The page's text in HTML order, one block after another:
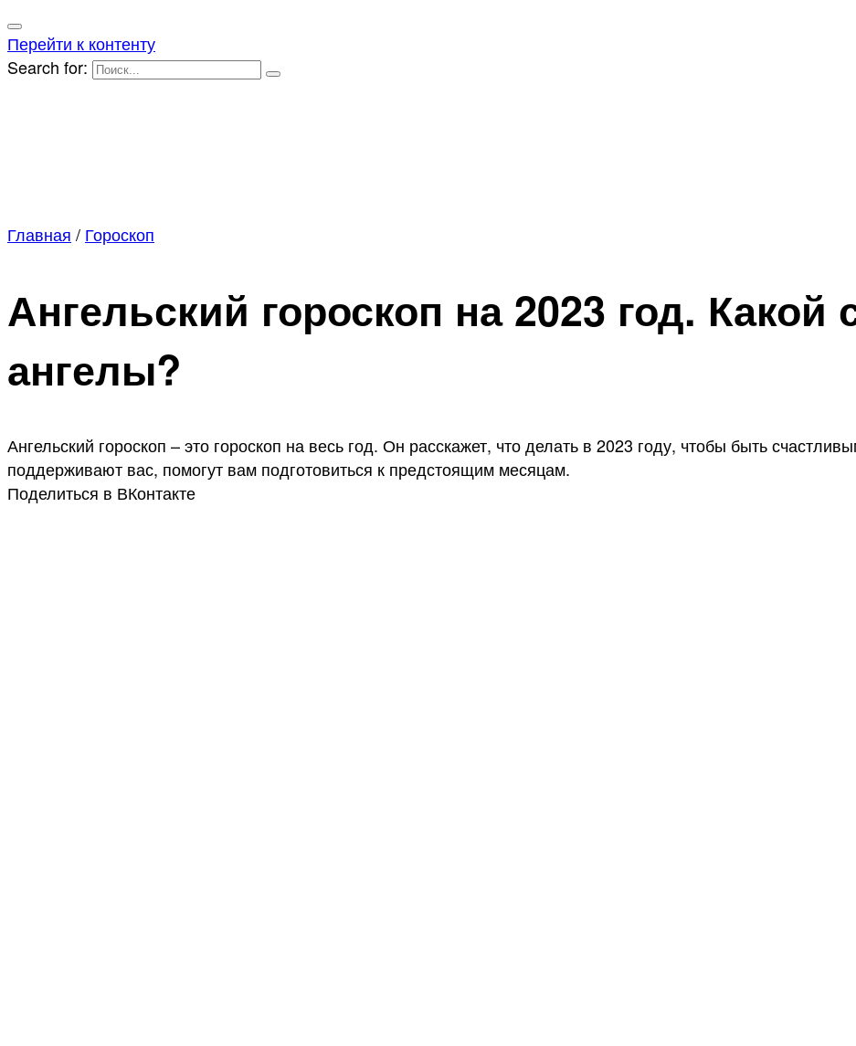
Перейти к контенту
Search for:
Главная / Гороскоп
Ангельский гороскоп на 2023 год. Какой
ангелы?
Ангельский гороскоп – это гороскоп на весь год. Он расскажет, что делать в 2023 году, чтобы быть
поддерживают вас, помогут вам подготовиться к предстоящим месяцам.
Поделиться в ВКонтакте